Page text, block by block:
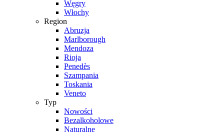
Węgry
Włochy
Region
Abruzja
Marlborough
Mendoza
Rioja
Penedès
Szampania
Toskania
Veneto
Typ
Nowości
Bezalkoholowe
Naturalne